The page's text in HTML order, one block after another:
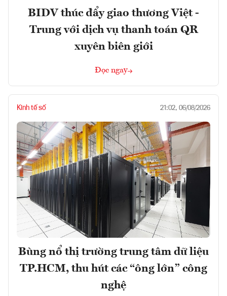
BIDV thúc đẩy giao thương Việt -
Trung với dịch vụ thanh toán QR
xuyên biên giới
Đọc ngay
Kinh tế số 21:02, 06/08/2026
Bùng nổ thị trường trung tâm dữ liệu
TP.HCM, thu hút các “ông lớn” công
nghệ